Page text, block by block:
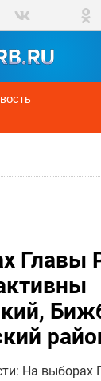
Главы
На выборах